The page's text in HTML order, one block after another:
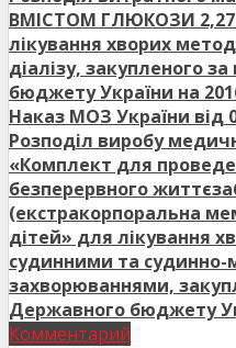
ВМІСТОМ ГЛЮКОЗИ
лікування хворих
діалізу, закупленого
бюджету України на
Наказ МОЗ України від
Розподіл виробу
«Комплект для
безперервного
(екстракорпоральна
дітей» для лікування
судинними та
захворюваннями,
Державного бюджету
Комментарий